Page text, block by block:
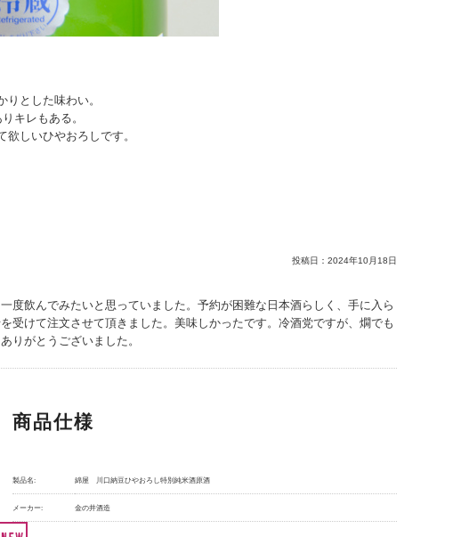
りとした味わい。
キレもある。
しいひやおろしです。
投稿日： 2024年10月18日
度飲んでみたいと思っていました。予約が困難な日本酒らしく、手に入ら
受けて注文させて頂きました。美味しかったです。冷酒党ですが、燗でも
りがとうございました。
商品仕様
製品名: 綿屋 川口納豆ひやおろし特別純米酒原酒
メーカー: 金の井酒造